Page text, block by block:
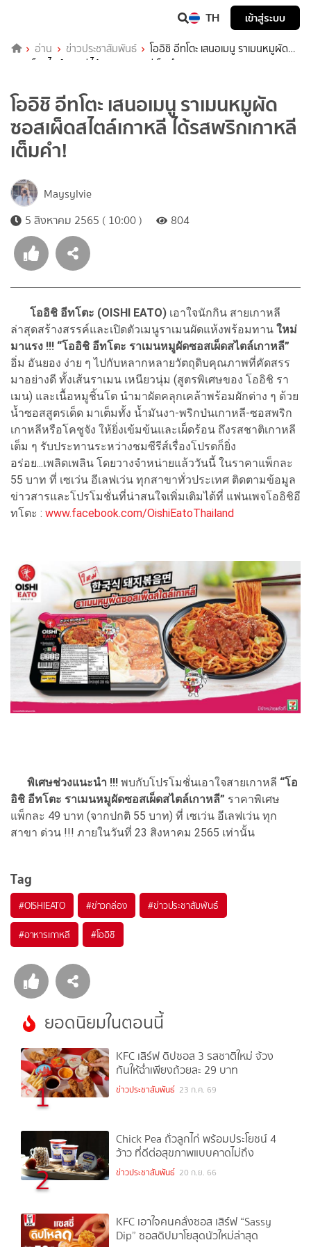
TH เข้าสู่ระบบ
อ่าน ข่าวประชาสัมพันธ์
โออิชิ อีทโตะ เสนอเมนู ราเมนหมูผัด
ซอสเผ็ดสไตล์เกาหลี ได้รสพริกเกาหลีเต็มคำ!
โออิชิ อีทโตะ เสนอเมนู ราเมนหมูผัด
ซอสเผ็ดสไตล์เกาหลี ได้รสพริกเกาหลี
เต็มคำ!
Maysylvie
5 สิงหาคม 2565 ( 10:00 )
804
โออิชิ อีทโตะ (OISHI EATO) เอาใจนักกิน สายเกาหลี
ล่าสุดสร้างสรรค์และเปิดตัวเมนูราเมนผัดแห้งพร้อมทาน ใหม่
มาแรง !!! “โออิชิ อีทโตะ ราเมนหมูผัดซอสเผ็ดสไตล์เกาหลี”
อิ่ม อันยอง ง่าย ๆ ไปกับหลากหลายวัตถุดิบคุณภาพที่คัดสรร
มาอย่างดี ทั้งเส้นราเมน เหนียวนุ่ม (สูตรพิเศษของ โออิชิ รา
เมน) และเนื้อหมูชิ้นโต นำมาผัดคลุกเคล้าพร้อมผักต่าง ๆ ด้วย
น้ำซอสสูตรเด็ด มาเต็มทั้ง น้ำมันงา-พริกป่นเกาหลี-ซอสพริก
เกาหลีหรือโคชูจัง ให้ยิ่งเข้มข้นและเผ็ดร้อน ถึงรสชาติเกาหลี
เต็ม ๆ รับประทานระหว่างชมซีรีส์เรื่องโปรดก็ยิ่ง
อร่อย...เพลิดเพลิน โดยวางจำหน่ายแล้ววันนี้ ในราคาแพ็กละ
55 บาท ที่ เซเว่น อีเลฟเว่น ทุกสาขาทั่วประเทศ ติดตามข้อมูล
ข่าวสารและโปรโมชั่นที่น่าสนใจเพิ่มเติมได้ที่ แฟนเพจโออิชิอี
ทโตะ : www.facebook.com/OishiEatoThailand
พิเศษช่วงแนะนำ !!! พบกับโปรโมชั่นเอาใจสายเกาหลี “โอ
อิชิ อีทโตะ ราเมนหมูผัดซอสเผ็ดสไตล์เกาหลี” ราคาพิเศษ
แพ็กละ 49 บาท (จากปกติ 55 บาท) ที่ เซเว่น อีเลฟเว่น ทุก
สาขา ด่วน !!! ภายในวันที่ 23 สิงหาคม 2565 เท่านั้น
Tag
#OISHIEATO #ข่าวกล่อง #ข่าวประชาสัมพันธ์
#อาหารเกาหลี #โออิชิ
ยอดนิยมในตอนนี้
1
KFC เสิร์ฟ ดิปซอส 3 รสชาติใหม่ จ้วง
กันให้ฉ่ำเพียงถ้วยละ 29 บาท
ข่าวประชาสัมพันธ์ 23 ก.ค. 69
2
Chick Pea ถั่วลูกไก่ พร้อมประโยชน์ 4
ว้าว ที่ดีต่อสุขภาพแบบคาดไม่ถึง
ข่าวประชาสัมพันธ์ 20 ก.ย. 66
KFC เอาใจคนคลั่งซอส เสิร์ฟ “Sassy
Dip” ซอสดิปมาโยสุดนัวใหม่ล่าสุด